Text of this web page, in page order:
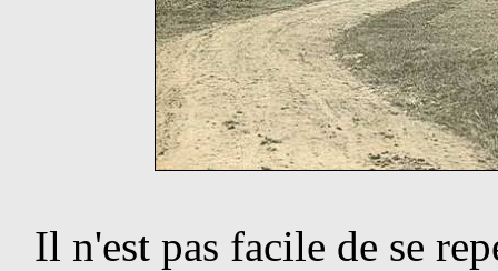
Il n'est pas facile de se